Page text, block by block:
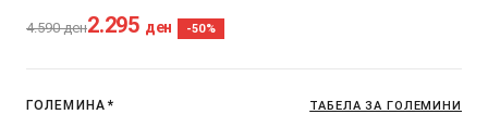
4.590ден2.295 ден -50%
ГОЛЕМИНА * ТАБЕЛА ЗА ГОЛЕМИНИ